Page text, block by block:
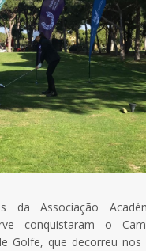
da Associação
conquistaram o
Golfe, que decorreu